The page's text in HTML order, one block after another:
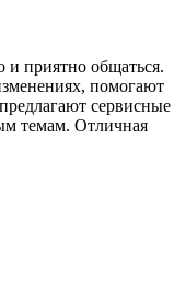
приятно общаться.
помогают
сервисные
темам. Отличная